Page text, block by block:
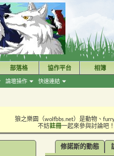
論壇操作 快速連結
部落格 協作平台 相簿
狼之樂園（wolfbbs.net）是動物、
不妨註冊一起來參與討論吧！
修諾斯的動態